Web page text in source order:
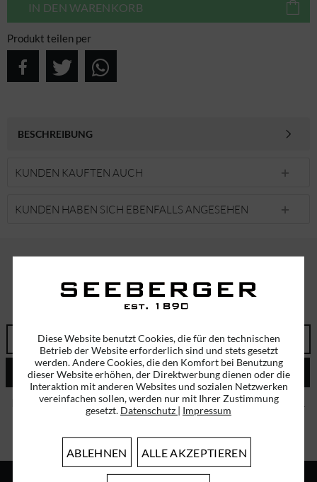
IN DEN WARENKORB
Produkt teilen per
BESCHREIBUNG
KUNDEN KAUFTEN AUCH
KUNDEN HABEN SICH EBENFALLS ANGESEHEN
ABONNIEREN SIE UNSEREN NEWSLETTER!
ERHALTEN SIE EINMALIG EINEN 5 EURO GUTSCHEIN
ABSENDEN
Ich habe dieDatenschutzbestimmungenzur Kenntnis genommen.
Diese Website benutzt Cookies, die für den technischen
Betrieb der Website erforderlich sind und stets gesetzt
werden. Andere Cookies, die den Komfort bei Benutzung
dieser Website erhöhen, der Direktwerbung dienen oder die
Interaktion mit anderen Websites und sozialen Netzwerken
vereinfachen sollen, werden nur mit Ihrer Zustimmung
gesetzt. Datenschutz | Impressum
ABLEHNEN ALLE AKZEPTIEREN